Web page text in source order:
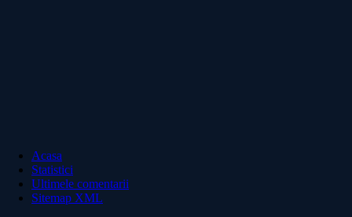
Acasa
Statistici
Ultimele comentarii
Sitemap XML